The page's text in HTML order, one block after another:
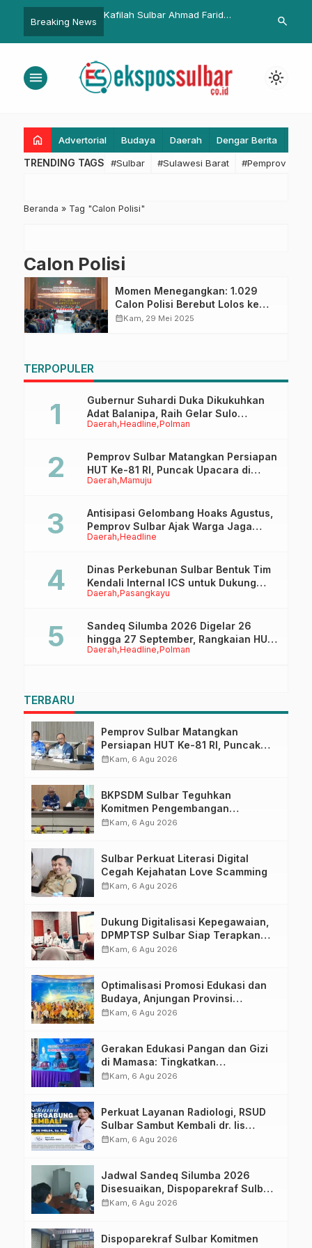
Breaking News
Sungai
Kafilah Sulbar Ahmad Farid
500 Hadis STQH 2025
Pusdalops
Kencang di
search
menu light_mode
home Advertorial Budaya Daerah Dengar Berita
TRENDING TAGS #Sulbar #Sulawesi Barat #Pemprov
Beranda » Tag "Calon Polisi"
Calon Polisi
Momen Menegangkan: 1.029
Calon Polisi Berebut Lolos ke
Rikkes Tahap II, Berikut Rincian
calendar_monthKam, 29 Mei 2025
TERPOPULER
Daerah Headline Polman
Gubernur Suhardi Duka Dikukuhkan
Adat Balanipa, Raih Gelar Sulo
Tappidena
Daerah Mamuju
Pemprov Sulbar Matangkan Persiapan
HUT Ke-81 RI, Puncak Upacara di
Lapangan Ahmad Kirang
Daerah Headline
Antisipasi Gelombang Hoaks Agustus,
Pemprov Sulbar Ajak Warga Jaga
Ruang Digital
Daerah Pasangkayu
Dinas Perkebunan Sulbar Bentuk Tim
Kendali Internal ICS untuk Dukung
Sertifikasi ISPO Pekebun di
Daerah Headline Polman
Sandeq Silumba 2026 Digelar 26
hingga 27 September, Rangkaian HUT
Sulbar
TERBARU
Pemprov Sulbar Matangkan
Persiapan HUT Ke-81 RI, Puncak
Upacara di Lapangan Ahmad
calendar_monthKam, 6 Agu 2026
BKPSDM Sulbar Teguhkan
Komitmen Pengembangan
Kompetensi ASN melalui
calendar_monthKam, 6 Agu 2026
Sulbar Perkuat Literasi Digital
Cegah Kejahatan Love Scamming
calendar_monthKam, 6 Agu 2026
Dukung Digitalisasi Kepegawaian,
DPMPTSP Sulbar Siap Terapkan
Aplikasi FLEKSI ASN
calendar_monthKam, 6 Agu 2026
Optimalisasi Promosi Edukasi dan
Budaya, Anjungan Provinsi
Sulawesi Barat Perkuat Kolaborasi
calendar_monthKam, 6 Agu 2026
Gerakan Edukasi Pangan dan Gizi
di Mamasa: Tingkatkan
Pengetahuan dan Keterampilan
calendar_monthKam, 6 Agu 2026
Perkuat Layanan Radiologi, RSUD
Sulbar Sambut Kembali dr. Iis
Imelda, Sp.Rad
calendar_monthKam, 6 Agu 2026
Jadwal Sandeq Silumba 2026
Disesuaikan, Dispoparekraf Sulbar
Pastikan Persiapan Tetap
calendar_monthKam, 6 Agu 2026
Dispoparekraf Sulbar Komitmen